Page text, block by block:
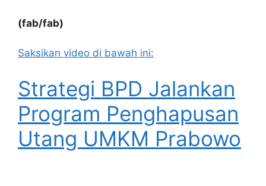
(fab/fab)
Saksikan video di bawah ini:
Strategi BPD Jalankan
Program Penghapusan
Utang UMKM Prabowo